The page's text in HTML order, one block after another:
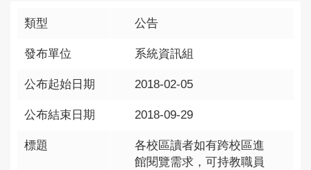
類型 公告
發布單位 系統資訊組
公布起始日期 2018-02-05
公布結束日期 2018-09-29
標題
各校區讀者如有跨校區進
館閱覽需求，可持教職員